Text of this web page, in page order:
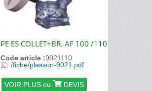
PE ES COLLET+BR. AF 100 /110
Code article :9021110
/fiche/plasson-9021.pdf
VOIR PLUS ou DEVIS